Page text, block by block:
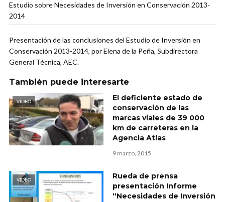
Estudio sobre Necesidades de Inversión en Conservación 2013-
2014
Presentación de las conclusiones del Estudio de Inversión en
Conservación 2013-2014, por Elena de la Peña, Subdirectora
General Técnica, AEC.
También puede interesarte
VIDEO
El deficiente estado de
conservación de las
marcas viales de 39 000
km de carreteras en la
Agencia Atlas
9 marzo, 2015
VIDEO
Rueda de prensa
presentación Informe
“Necesidades de Inversión